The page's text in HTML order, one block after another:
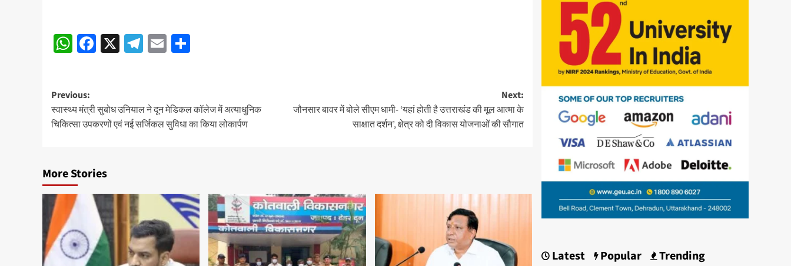
Post
navigation
WhatsApp
Facebook
X Telegram
Email
Post
navigation
Previous:
स्वास्थ्य मंत्री सुबोध उनियाल ने दून मेडिकल कॉलेज में अत्याधुनिक
चिकित्सा उपकरणों एवं नई सर्जिकल सुविधा का किया लोकार्पण
Next:
जौनसार बावर में बोले सीएम धामी- ‘यहां होती है उत्तराखंड की मूल आत्मा के
साक्षात दर्शन’, क्षेत्र को दी विकास योजनाओं की सौगात
More Stories
Latest Popular Trending